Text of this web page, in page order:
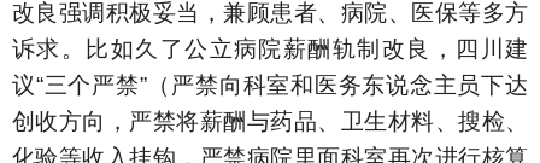
改良强调积极妥当，兼顾患者、病院、医保等多方
诉求。比如久了公立病院薪酬轨制改良，四川建
议“三个严禁”（严禁向科室和医务东说念主员下达
创收方向，严禁将薪酬与药品、卫生材料、搜检、
化验等收入挂钩，严禁病院里面科室再次进行核算